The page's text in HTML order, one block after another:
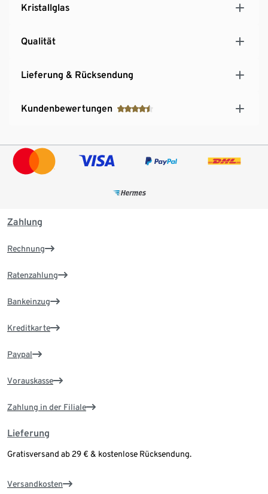
Kristallglas
Qualität
Lieferung & Rücksendung
Kundenbewertungen
Zahlung
Rechnung
Ratenzahlung
Bankeinzug
Kreditkarte
Paypal
Vorauskasse
Zahlung in der Filiale
Lieferung
Gratisversand ab 29 € & kostenlose Rücksendung.
Versandkosten